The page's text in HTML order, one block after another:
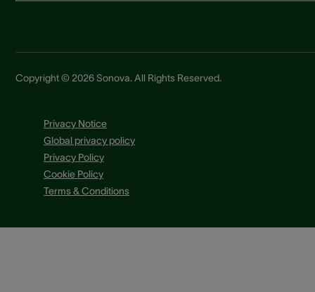
Copyright © 2026 Sonova. All Rights Reserved.
Privacy Notice
Global privacy policy
Privacy Policy
Cookie Policy
Terms & Conditions